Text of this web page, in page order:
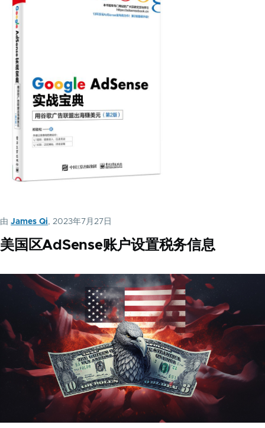
由 James Qi, 2023年7月27日
美国区AdSense账户设置税务信息